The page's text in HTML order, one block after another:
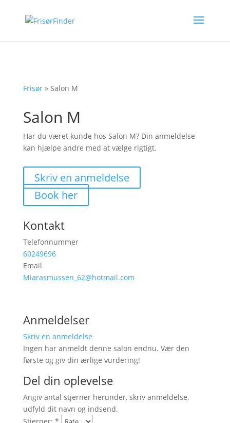
Frisør» Salon M
Salon M
Har du været kunde hos Salon M? Din anmeldelse
kan hjælpe andre med at vælge rigtigt.
Skriv en anmeldelse
Book her
Kontakt
Telefonnummer
60249696
Email
Miarasmussen_62@hotmail.com
Anmeldelser
Skriv en anmeldelse
Ingen har anmeldt denne salon endnu. Vær den
første og giv din ærlige vurdering!
Del din oplevelse
Angiv antal stjerner herunder, skriv anmeldelse,
udfyld dit navn og indsend.